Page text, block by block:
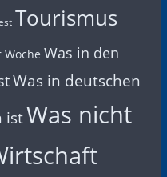
Tourismus
Woche Was in den
Was in deutschen
istWas nicht